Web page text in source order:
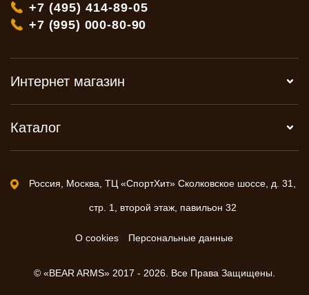
+7 (495) 414-89-05
+7 (995) 000-80-90
Интернет магазин
Каталог
Россия, Москва, ТЦ «СпортХит» Сколковское шоссе, д. 31,
стр. 1, второй этаж, павильон 32
О cookies Персональные данные
© «BEAR ARMS» 2017 - 2026. Все Права Защищены.